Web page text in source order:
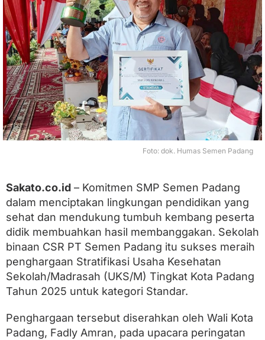
a
d
a
n
g
S
u
k
e
s
B
o
P
e
n
g
h
a
r
g
a
a
n
K
S
Foto: dok. Humas Semen Padang
Sakato.co.id – Komitmen SMP Semen Padang
dalam menciptakan lingkungan pendidikan yang
sehat dan mendukung tumbuh kembang peserta
didik membuahkan hasil membanggakan. Sekolah
binaan CSR PT Semen Padang itu sukses meraih
penghargaan Stratifikasi Usaha Kesehatan
Sekolah/Madrasah (UKS/M) Tingkat Kota Padang
Tahun 2025 untuk kategori Standar.
Penghargaan tersebut diserahkan oleh Wali Kota
Padang, Fadly Amran, pada upacara peringatan